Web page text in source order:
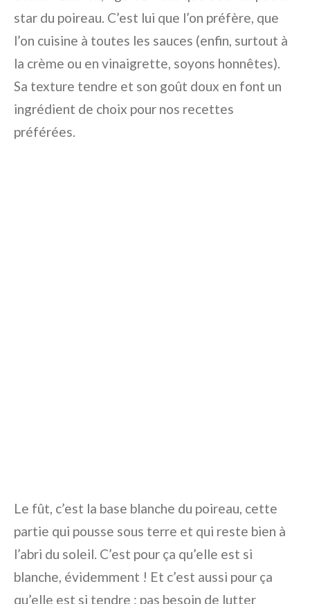
star du poireau. C’est lui que l’on préfère, que
l’on cuisine à toutes les sauces (enfin, surtout à
la crème ou en vinaigrette, soyons honnêtes).
Sa texture tendre et son goût doux en font un
ingrédient de choix pour nos recettes
préférées.
Le fût, c’est la base blanche du poireau, cette
partie qui pousse sous terre et qui reste bien à
l’abri du soleil. C’est pour ça qu’elle est si
blanche, évidemment ! Et c’est aussi pour ça
qu’elle est si tendre : pas besoin de lutter